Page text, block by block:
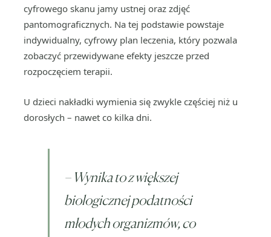
cyfrowego skanu jamy ustnej oraz zdjęć
pantomograficznych. Na tej podstawie powstaje
indywidualny, cyfrowy plan leczenia, który pozwala
zobaczyć przewidywane efekty jeszcze przed
rozpoczęciem terapii.
U dzieci nakładki wymienia się zwykle częściej niż u
dorosłych – nawet co kilka dni.
– Wynika to z większej
biologicznej podatności
młodych organizmów, co